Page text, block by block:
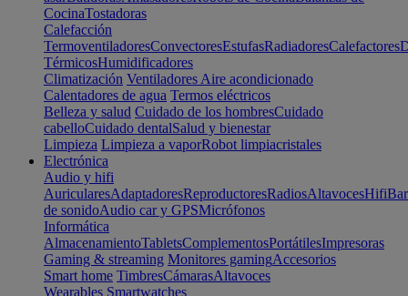
CocinaTostadoras
Calefacción
TermoventiladoresConvectoresEstufasRadiadoresCalefactores
TérmicosHumidificadores
Climatización Ventiladores Aire acondicionado
Calentadores de agua Termos eléctricos
Belleza y salud Cuidado de los hombresCuidado
cabelloCuidado dentalSalud y bienestar
Limpieza Limpieza a vaporRobot limpiacristales
Electrónica
Audio y hifi
AuricularesAdaptadoresReproductoresRadiosAltavocesHifi
de sonidoAudio car y GPSMicrófonos
Informática
AlmacenamientoTabletsComplementosPortátilesImpresoras
Gaming & streaming Monitores gamingAccesorios
Smart home TimbresCámarasAltavoces
Wearables Smartwatches